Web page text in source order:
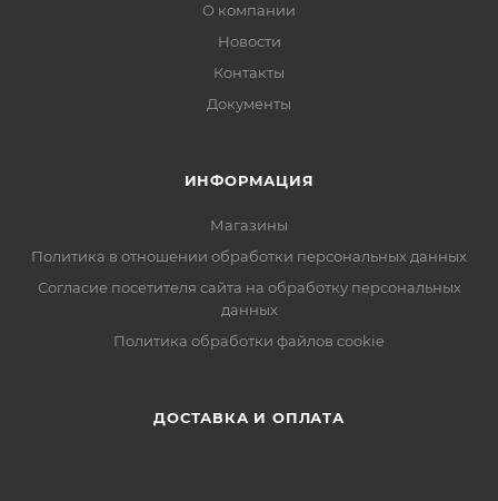
О компании
Новости
Контакты
Документы
ИНФОРМАЦИЯ
Магазины
Политика в отношении обработки персональных данных
Согласие посетителя сайта на обработку персональных
данных
Политика обработки файлов cookie
ДОСТАВКА И ОПЛАТА